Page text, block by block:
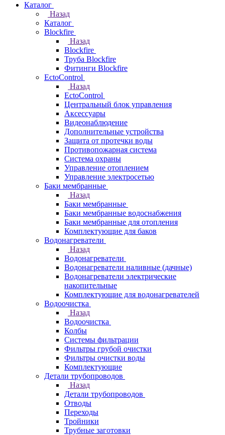
Каталог
Назад
Каталог
Blockfire
Назад
Blockfire
Труба Blockfire
Фитинги Blockfire
EctoControl
Назад
EctoControl
Центральный блок управления
Аксессуары
Видеонаблюдение
Дополнительные устройства
Защита от протечки воды
Противопожарная система
Система охраны
Управление отоплением
Управление электросетью
Баки мембранные
Назад
Баки мембранные
Баки мембранные водоснабжения
Баки мембранные для отопления
Комплектующие для баков
Водонагреватели
Назад
Водонагреватели
Водонагреватели наливные (дачные)
Водонагреватели электрические
накопительные
Комплектующие для водонагревателей
Водоочистка
Назад
Водоочистка
Колбы
Системы фильтрации
Фильтры грубой очистки
Фильтры очистки воды
Комплектующие
Детали трубопроводов
Назад
Детали трубопроводов
Отводы
Переходы
Тройники
Трубные заготовки